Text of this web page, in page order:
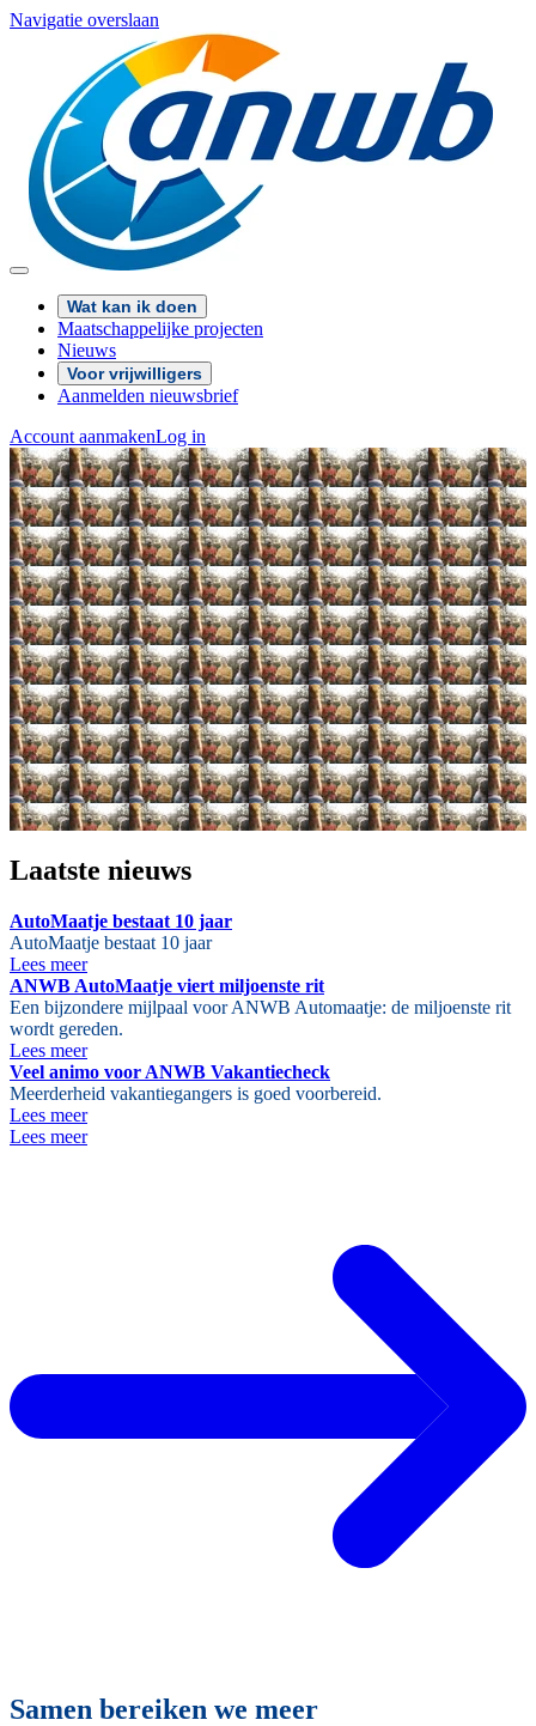
Navigatie overslaan
Wat kan ik doen
Maatschappelijke projecten
Nieuws
Voor vrijwilligers
Aanmelden nieuwsbrief
Account aanmakenLog in
Laatste nieuws
AutoMaatje bestaat 10 jaar
AutoMaatje bestaat 10 jaar
Lees meer
ANWB AutoMaatje viert miljoenste rit
Een bijzondere mijlpaal voor ANWB Automaatje: de miljoenste rit
wordt gereden.
Lees meer
Veel animo voor ANWB Vakantiecheck
Meerderheid vakantiegangers is goed voorbereid.
Lees meer
Lees meer
Samen bereiken we meer